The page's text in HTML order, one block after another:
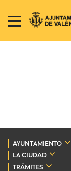
AYUNTAMIENTO
LA CIUDAD
TRÁMITES